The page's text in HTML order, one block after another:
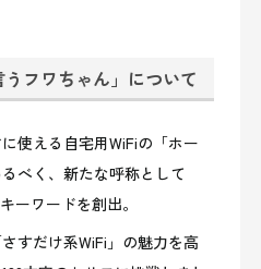
フワちゃん」について
使える自宅用WiFiの「ホー
べく、新たな呼称として
ーワードを創出。
すだけ系WiFi」の魅力を高